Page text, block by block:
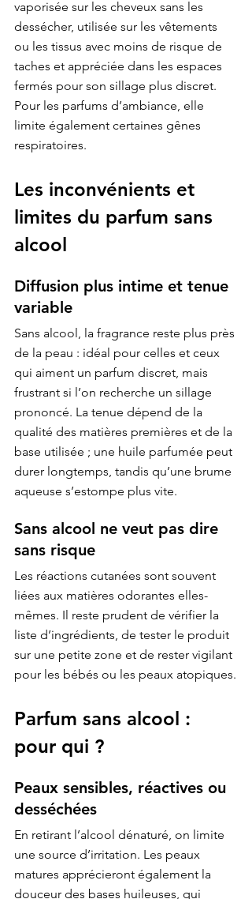
vaporisée sur les cheveux sans les
dessécher, utilisée sur les vêtements
ou les tissus avec moins de risque de
taches et appréciée dans les espaces
fermés pour son sillage plus discret.
Pour les parfums d’ambiance, elle
limite également certaines gênes
respiratoires.
Les inconvénients et
limites du parfum sans
alcool
Diffusion plus intime et tenue
variable
Sans alcool, la fragrance reste plus près
de la peau : idéal pour celles et ceux
qui aiment un parfum discret, mais
frustrant si l’on recherche un sillage
prononcé. La tenue dépend de la
qualité des matières premières et de la
base utilisée ; une huile parfumée peut
durer longtemps, tandis qu’une brume
aqueuse s’estompe plus vite.
Sans alcool ne veut pas dire
sans risque
Les réactions cutanées sont souvent
liées aux matières odorantes elles-
mêmes. Il reste prudent de vérifier la
liste d’ingrédients, de tester le produit
sur une petite zone et de rester vigilant
pour les bébés ou les peaux atopiques.
Parfum sans alcool :
pour qui ?
Peaux sensibles, réactives ou
desséchées
En retirant l’alcool dénaturé, on limite
une source d’irritation. Les peaux
matures apprécieront également la
douceur des bases huileuses, qui